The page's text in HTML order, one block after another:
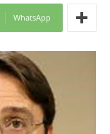
WhatsApp